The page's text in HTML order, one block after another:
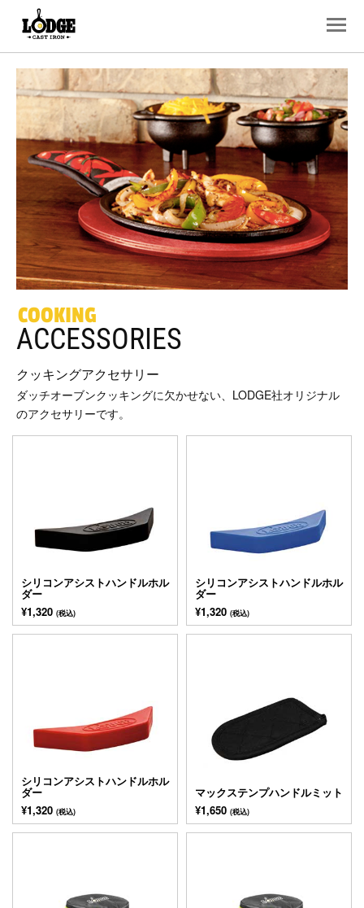
COOKING
ACCESSORIES
クッキングアクセサリー
ダッチオーブンクッキングに欠かせない、LODGE社オリジナル
のアクセサリーです。
シリコンアシストハンドルホル
ダー
¥1,320 (税込)
シリコンアシストハンドルホル
ダー
¥1,320 (税込)
シリコンアシストハンドルホル
ダー
¥1,320 (税込)
マックステンプハンドルミット
¥1,650 (税込)